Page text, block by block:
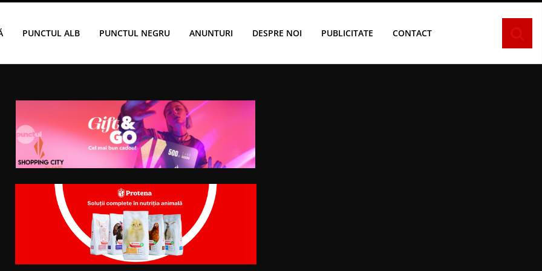
PUNCTUL ALB PUNCTUL NEGRU ANUNTURI DESPRE NOI PUBLICITATE CONTACT